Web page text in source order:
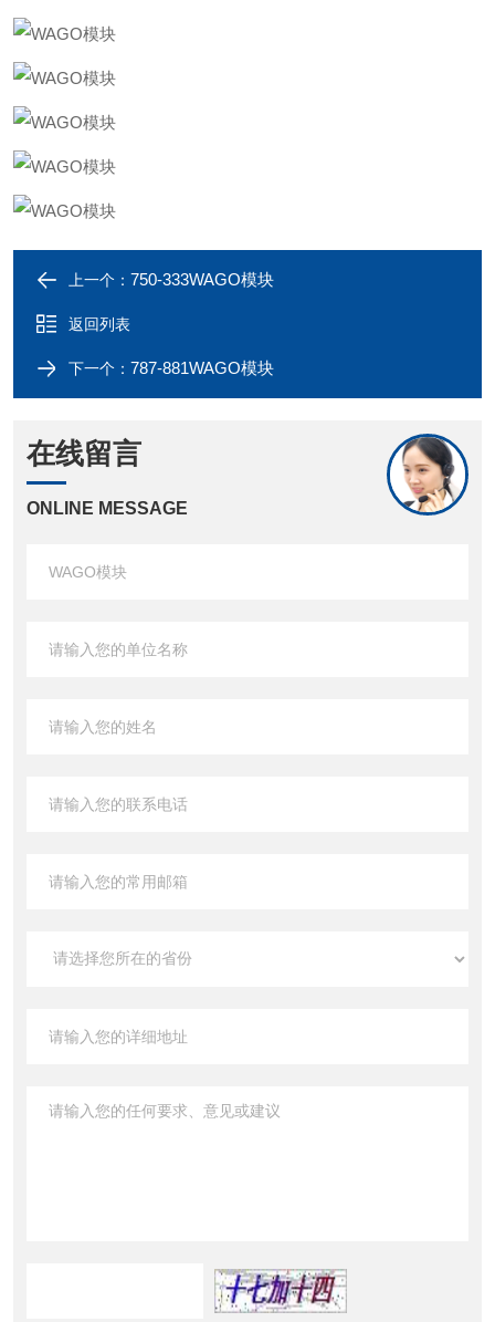
上一个： 750-333WAGO模块
返回列表
下一个： 787-881WAGO模块
在线留言
ONLINE MESSAGE